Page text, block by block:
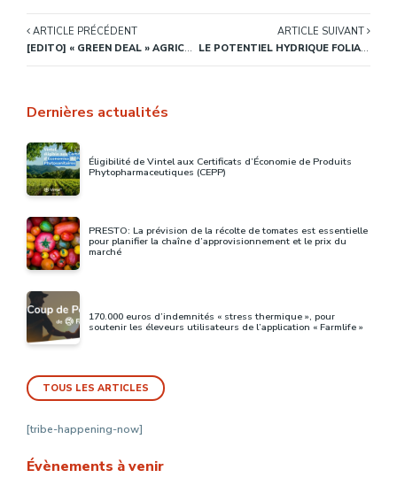
ARTICLE PRÉCÉDENT
[EDITO] « GREEN DEAL » AGRICOLE : UNE VISION MYOPE ET PASSÉISTE DE L’ÉCOLOGIE
ARTICLE SUIVANT
LE POTENTIEL HYDRIQUE FOLIAIRE DE BASE : DE LA MESURE TERRAIN À NOTRE SERVICE VINTEL®
Dernières actualités
Éligibilité de Vintel aux Certificats d’Économie de Produits
Phytopharmaceutiques (CEPP)
PRESTO: La prévision de la récolte de tomates est essentielle
pour planifier la chaîne d’approvisionnement et le prix du
marché
170.000 euros d’indemnités « stress thermique », pour
soutenir les éleveurs utilisateurs de l’application « Farmlife »
TOUS LES ARTICLES
[tribe-happening-now]
Évènements à venir